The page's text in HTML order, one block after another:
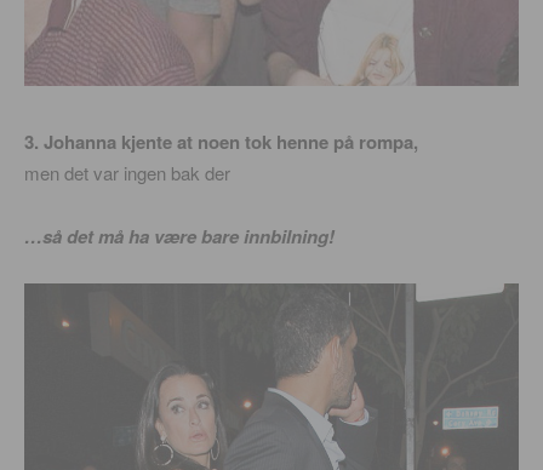
3. Johanna kjente at noen tok henne på rompa,
men det var ingen bak der
…så det må ha være bare innbilning!